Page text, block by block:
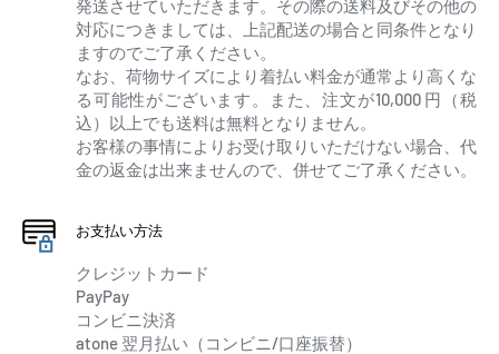
発送させていただきます。その際の送料及びその他の
対応につきましては、上記配送の場合と同条件となり
ますのでご了承ください。
なお、荷物サイズにより着払い料金が通常より高くな
る可能性がございます。また、注文が10,000 円（税
込）以上でも送料は無料となりません。
お客様の事情によりお受け取りいただけない場合、代
金の返金は出来ませんので、併せてご了承ください。
お支払い方法
クレジットカード
PayPay
コンビニ決済
atone 翌月払い（コンビニ/口座振替）